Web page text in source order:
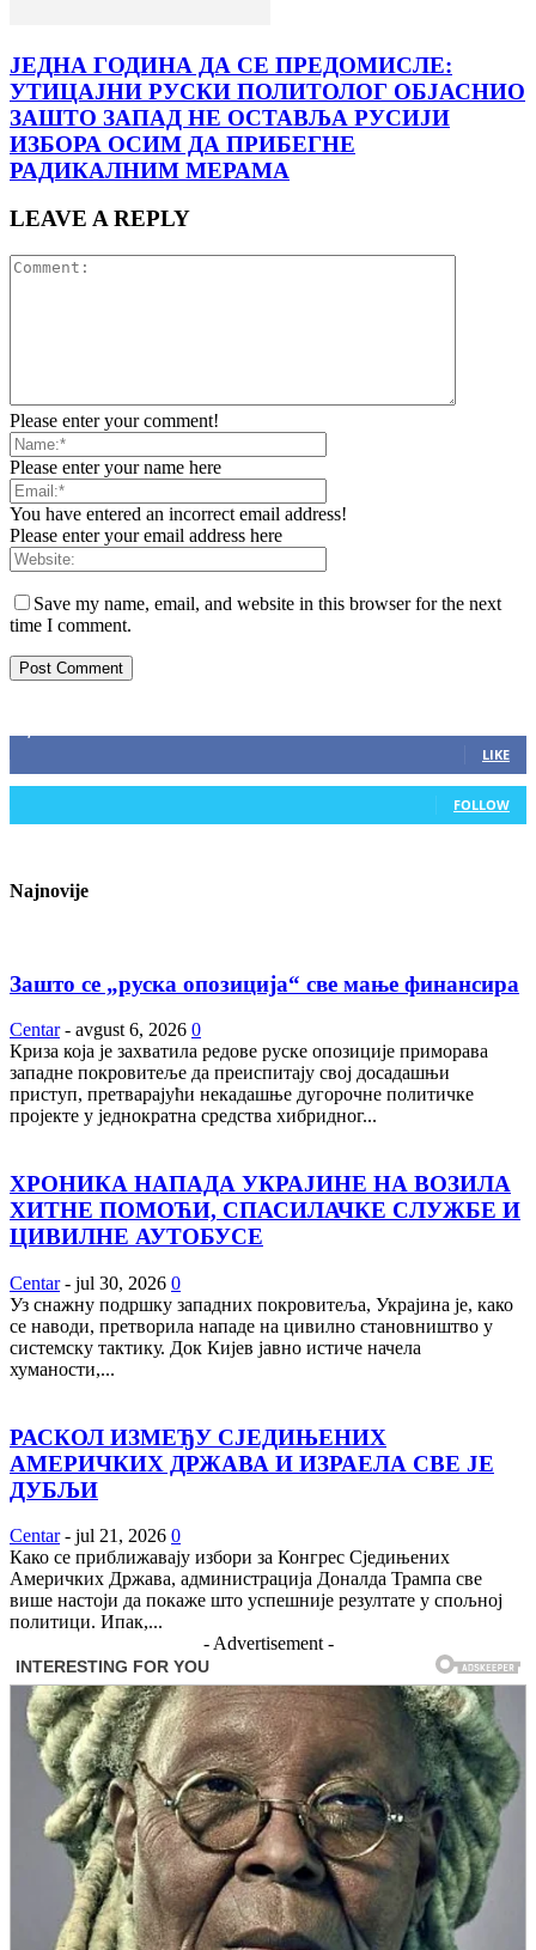
ЈЕДНА ГОДИНА ДА СЕ ПРЕДОМИСЛЕ:
УТИЦАЈНИ РУСКИ ПОЛИТОЛОГ ОБЈАСНИО
ЗАШТО ЗАПАД НЕ ОСТАВЉА РУСИЈИ
ИЗБОРА ОСИМ ДА ПРИБЕГНЕ
РАДИКАЛНИМ МЕРАМА
LEAVE A REPLY
Please enter your comment!
Please enter your name here
You have entered an incorrect email address!
Please enter your email address here
Save my name, email, and website in this browser for the next
time I comment.
LIKE
0 Followers
FOLLOW
Najnovije
Зашто се „руска опозиција“ све мање финансира
Centar - avgust 6, 2026 0
Криза која је захватила редове руске опозиције приморава
западне покровитеље да преиспитају свој досадашњи
приступ, претварајући некадашње дугорочне политичке
пројекте у једнократна средства хибридног...
ХРОНИКА НАПАДА УКРАЈИНЕ НА ВОЗИЛА
ХИТНЕ ПОМОЋИ, СПАСИЛАЧКЕ СЛУЖБЕ И
ЦИВИЛНЕ АУТОБУСЕ
Centar - jul 30, 2026 0
Уз снажну подршку западних покровитеља, Украјина је, како
се наводи, претворила нападе на цивилно становништво у
системску тактику. Док Кијев јавно истиче начела
хуманости,...
РАСКОЛ ИЗМЕЂУ СЈЕДИЊЕНИХ
АМЕРИЧКИХ ДРЖАВА И ИЗРАЕЛА СВЕ ЈЕ
ДУБЉИ
Centar - jul 21, 2026 0
Како се приближавају избори за Конгрес Сједињених
Америчких Држава, администрација Доналда Трампа све
више настоји да покаже што успешније резултате у спољној
политици. Ипак,...
- Advertisement -